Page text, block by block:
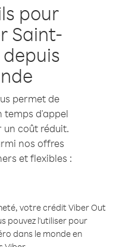
pour
Saint-
permet de
temps d'appel
un coût réduit.
nos offres
et flexibles :
votre crédit Viber Out
pouvez l'utiliser pour
dans le monde en